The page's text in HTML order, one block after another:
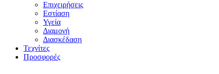
Επιχειρήσεις
Εστίαση
Υγεία
Διαμονή
Διασκέδαση
Τεχνίτες
Προσφορές